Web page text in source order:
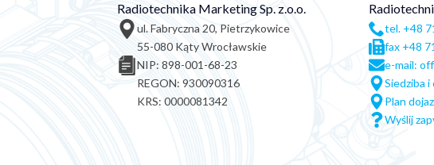
Radiotechnika Marketing Sp. z.o.o.
ul. Fabryczna 20, Pietrzykowice
55-080 Kąty Wrocławskie
NIP: 898-001-68-23
REGON: 930090316
KRS: 0000081342
tel. +48
fax +48
e-mail:
Siedziba i
Plan
Wyślij